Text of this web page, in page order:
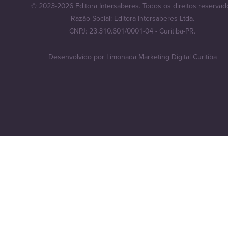
© 2023-2026 Editora Intersaberes. Todos os direitos
Razão Social: Editora Intersaberes Ltda.
CNPJ: 23.310.601/0001-04 - Curitiba-PR.
Desenvolvido porLimonada Marketing Digital Curitiba